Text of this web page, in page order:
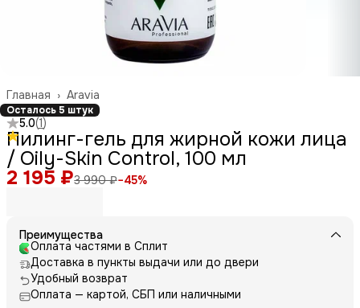
Aravia
Главная ›
Осталось 5 штук
5.0(1)
Пилинг-гель для жирной кожи лица
/ Oily-Skin Control, 100 мл
2 195 ₽3 990 ₽−45%
Преимущества
Оплата частями в Сплит
Доставка в пункты выдачи или до двери
Удобный возврат
Оплата — картой, СБП или наличными